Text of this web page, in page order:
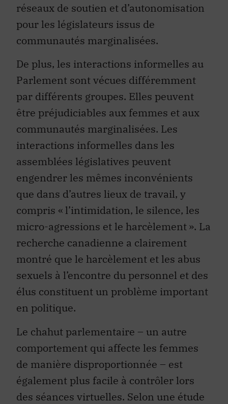
réseaux de soutien et d’autonomisation
pour les législateurs issus de
communautés marginalisées.
De plus, les interactions informelles au
Parlement sont vécues différemment
par différents groupes. Elles peuvent
être préjudiciables aux femmes et aux
communautés marginalisées. Les
interactions informelles dans les
assemblées législatives peuvent
engendrer les mêmes inconvénients
que dans d’autres lieux de travail, y
compris « l’intimidation, le silence, les
micro-agressions et le harcèlement ». La
recherche canadienne a clairement
montré que le harcèlement et les abus
sexuels à l’encontre du personnel et des
élus constituent un problème important
en politique.
Le chahut parlementaire – un autre
comportement qui affecte les femmes
de manière disproportionnée – est
également plus facile à contrôler lors
des séances virtuelles. Selon une étude